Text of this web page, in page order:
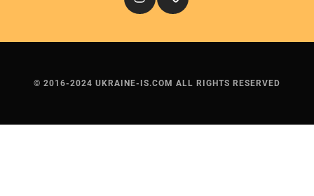
© 2016-2024 UKRAINE-IS.COM ALL RIGHTS RESERVED